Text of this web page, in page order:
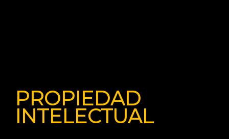
PROPIEDAD
INTELECTUAL